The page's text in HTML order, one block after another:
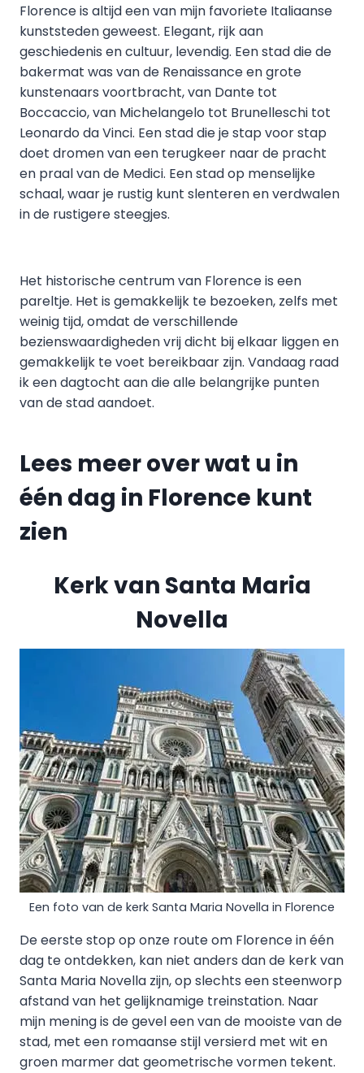
Florence is altijd een van mijn favoriete Italiaanse
kunststeden geweest. Elegant, rijk aan
geschiedenis en cultuur, levendig. Een stad die de
bakermat was van de Renaissance en grote
kunstenaars voortbracht, van Dante tot
Boccaccio, van Michelangelo tot Brunelleschi tot
Leonardo da Vinci. Een stad die je stap voor stap
doet dromen van een terugkeer naar de pracht
en praal van de Medici. Een stad op menselijke
schaal, waar je rustig kunt slenteren en verdwalen
in de rustigere steegjes.
Het historische centrum van Florence is een
pareltje. Het is gemakkelijk te bezoeken, zelfs met
weinig tijd, omdat de verschillende
bezienswaardigheden vrij dicht bij elkaar liggen en
gemakkelijk te voet bereikbaar zijn. Vandaag raad
ik een dagtocht aan die alle belangrijke punten
van de stad aandoet.
Lees meer over wat u in
één dag in Florence kunt
zien
Kerk van Santa Maria
Novella
Een foto van de kerk Santa Maria Novella in Florence
De eerste stop op onze route om Florence in één
dag te ontdekken, kan niet anders dan de kerk van
Santa Maria Novella zijn, op slechts een steenworp
afstand van het gelijknamige treinstation. Naar
mijn mening is de gevel een van de mooiste van de
stad, met een romaanse stijl versierd met wit en
groen marmer dat geometrische vormen tekent.